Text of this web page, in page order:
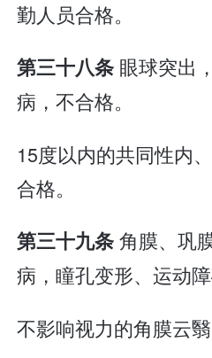
勤人员合格。
第三十八条 眼球突出
病，不合格。
15度以内的共同性内
合格。
第三十九条角膜、巩
病，瞳孔变形、运动障
不影响视力的角膜云翳